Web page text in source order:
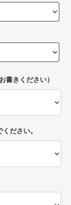
書きください）
ださい。